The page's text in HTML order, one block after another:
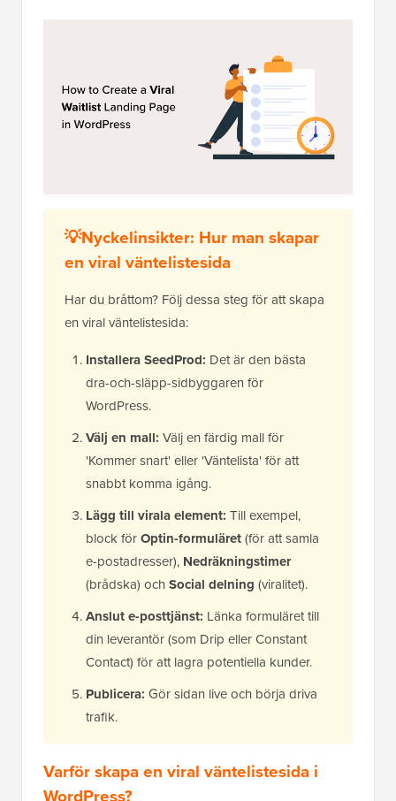
💡Nyckelinsikter: Hur man skapar
en viral väntelistesida
Har du bråttom? Följ dessa steg för att skapa
en viral väntelistesida:
Installera SeedProd: Det är den bästa
dra-och-släpp-sidbyggaren för
WordPress.
Välj en mall: Välj en färdig mall för
'Kommer snart' eller 'Väntelista' för att
snabbt komma igång.
Lägg till virala element: Till exempel,
block förOptin-formuläret(för att samla
e-postadresser), Nedräkningstimer
(brådska) ochSocial delning (viralitet).
Anslut e-posttjänst: Länka formuläret till
din leverantör (som Drip eller Constant
Contact) för att lagra potentiella kunder.
Publicera: Gör sidan live och börja driva
trafik.
Varför skapa en viral väntelistesida i
WordPress?